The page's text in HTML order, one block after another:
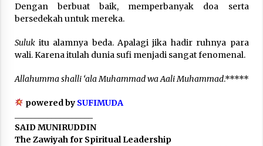
Dengan berbuat baik, memperbanyak doa serta
bersedekah untuk mereka.
Sulukitu alamnya beda. Apalagi jika hadir ruhnya para
wali. Karena itulah dunia sufi menjadi sangat fenomenal.
Allahumma shalli ‘ala Muhammad wa Aali Muhammad.*****
powered by SUFIMUDA
SAID MUNIRUDDIN
The Zawiyah for Spiritual Leadership